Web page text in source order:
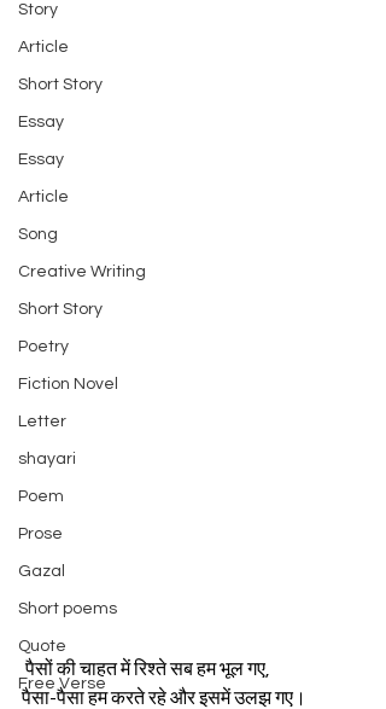
Story
Article
Short Story
Essay
Essay
Article
Song
Creative Writing
Short Story
Poetry
Fiction Novel
Letter
shayari
Poem
Prose
Gazal
Short poems
Quote
Free Verse
पैसों की चाहत में रिश्ते सब हम भूल गए,
पैसा-पैसा हम करते रहे और इसमें उलझ गए।